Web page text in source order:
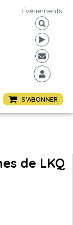
Événements
S'ABONNER
de LKQ